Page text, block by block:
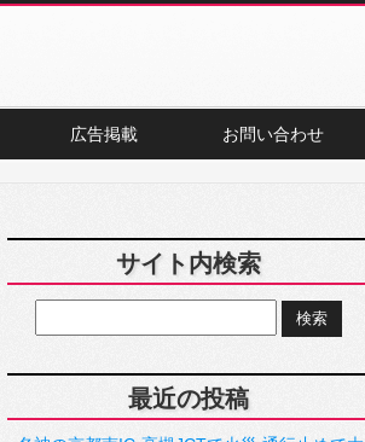
広告掲載 お問い合わせ
サイト内検索
最近の投稿